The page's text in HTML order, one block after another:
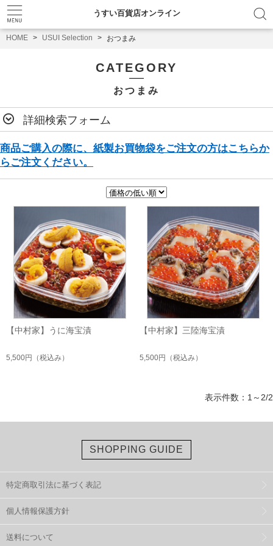
うすい百貨店オンライン
HOME USUI Selection おつまみ
CATEGORY
おつまみ
詳細検索フォーム
商品ご購入の際に、紙製お買物袋をご注文の方はこちらか
らご注文ください。
【中村家】うに海宝漬
5,500円 （税込み）
【中村家】三陸海宝漬
5,500円 （税込み）
表示件数：1～2/2
SHOPPING GUIDE
特定商取引法に基づく表記
個人情報保護方針
送料について